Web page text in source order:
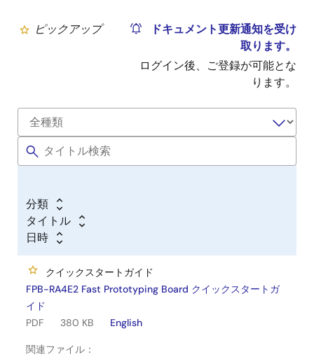
ピックアップ
ドキュメント更新通知を受け
取ります。
ログイン後、ご登録が可能とな
ります。
分類
タイトル
日時
クイックスタートガイド
FPB-RA4E2 Fast Prototyping Board クイックスタートガ
イド
PDF
380 KB English
関連ファイル：